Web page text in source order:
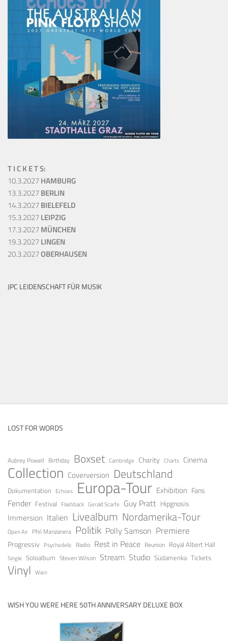
T I C K E T S:
10.3.2027HAMBURG
13.3.2027BERLIN
14.3.2027BIELEFELD
15.3.2027LEIPZIG
17.3.2027MÜNCHEN
19.3.2027LINGEN
20.3.2027OBERHAUSEN
JPC LEIDENSCHAFT FÜR MUSIK
LOST FOR WORDS
Aubrey Powell Birthday Boxset Cambridge Charity Charts Cinema
Collection Coverversion Deutschland
Dokumentation Echoes Europa-Tour Exhibition Fans
Fender Festival Flashback Gerald Scarfe Guy Pratt Hipgnosis
Immersion Italien Livealbum Nordamerika-Tour
Open Air Phil Manzanera Politik Polly Samson Premiere
Progressiv Psychedelic Radio Rest in Peace Reunion Royal Albert Hall
Single Soloalbum Steven Wilson Stream Studio Südamerika Tickets
Vinyl Wien
WISH YOU WERE HERE 50TH ANNIVERSARY DELUXE BOX